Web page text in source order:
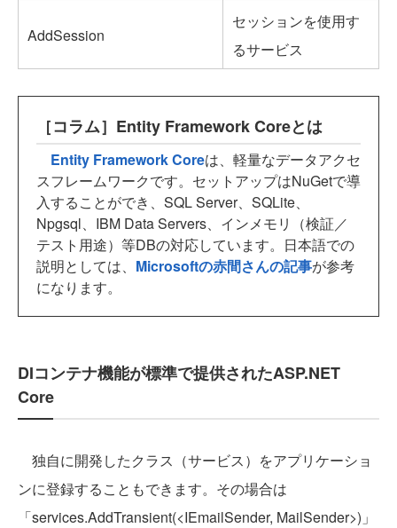
AddSession
セッションを使用す
るサービス
［コラム］Entity Framework Coreとは
Entity Framework Coreは、軽量なデータアクセ
スフレームワークです。セットアップはNuGetで導
入することができ、SQL Server、SQLite、
Npgsql、IBM Data Servers、インメモリ（検証／
テスト用途）等DBの対応しています。日本語での
説明としては、 Microsoftの赤間さんの記事が参考
になります。
DIコンテナ機能が標準で提供されたASP.NET
Core
独自に開発したクラス（サービス）をアプリケーショ
ンに登録することもできます。その場合は
「services.AddTransient(<IEmailSender, MailSender>)」